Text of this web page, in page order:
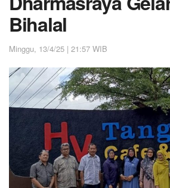
Bihalal
Minggu, 13/4/25 | 21:57 WIB